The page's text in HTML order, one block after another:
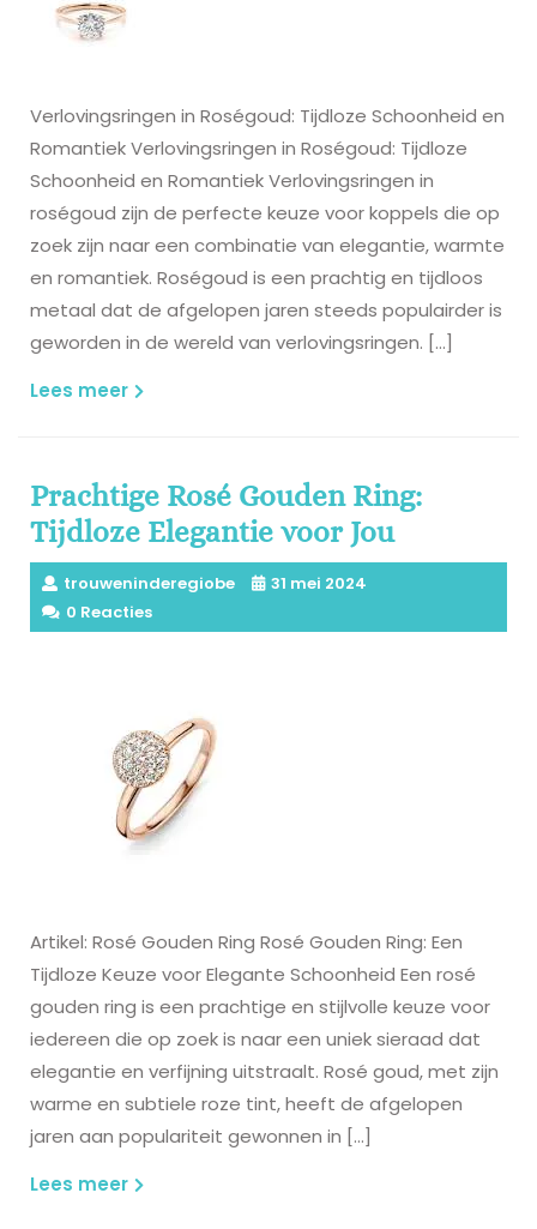
Verlovingsringen in Roségoud: Tijdloze Schoonheid en
Romantiek Verlovingsringen in Roségoud: Tijdloze
Schoonheid en Romantiek Verlovingsringen in
roségoud zijn de perfecte keuze voor koppels die op
zoek zijn naar een combinatie van elegantie, warmte
en romantiek. Roségoud is een prachtig en tijdloos
metaal dat de afgelopen jaren steeds populairder is
geworden in de wereld van verlovingsringen. […]
Lees meer Lees
Prachtige Rosé Gouden Ring:
Tijdloze Elegantie voor Jou
trouweninderegiobe
31 mei 2024
0 Reacties
Artikel: Rosé Gouden Ring Rosé Gouden Ring: Een
Tijdloze Keuze voor Elegante Schoonheid Een rosé
gouden ring is een prachtige en stijlvolle keuze voor
iedereen die op zoek is naar een uniek sieraad dat
elegantie en verfijning uitstraalt. Rosé goud, met zijn
warme en subtiele roze tint, heeft de afgelopen
jaren aan populariteit gewonnen in […]
Lees meer Lees